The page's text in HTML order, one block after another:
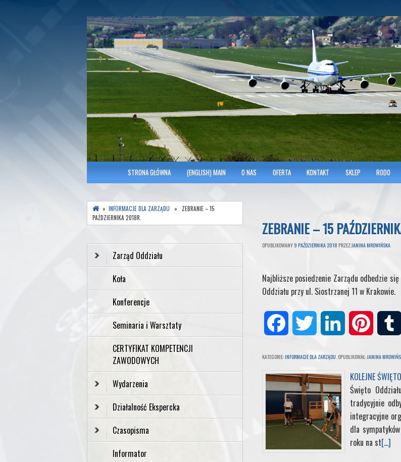
SITK RP Oddział w KRAKOWIE
Polish Association of Engineers & Technicians of Transportation
MENU GŁÓWNESTRONA GŁÓWNA (ENGLISH) MAIN O NAS OFERTA KONTAKT SKLEP RODO
ZEBRANIE – 15
OPUBLIKOWANY 9 PAŹDZIERNIKA 2018 PRZEZJANINA MROWIŃSKA
Najbliższe posiedzenie Zarządu odbedzie
Oddziału przy ul. Siostrzanej 11 w Krakowie.
c
e
b
i
t
t
n
t
e
r
KATEGORIE:INFORMACJE DLA ZARZĄDU. OPUBLIKOWAŁ:JANINA
KOLEJNE
Święto
tradycyjnie
integracyjne
dla
roku na st[...]
» INFORMACJE DLA ZARZĄDU » ZEBRANIE – 15
PAŹDZIERNIKA 2018R.
Zarząd Oddziału
Koła
Konferencje
Seminaria i Warsztaty
CERTYFIKAT KOMPETENCJI
ZAWODOWYCH
Wydarzenia
Działalność Ekspercka
Czasopisma
Informator